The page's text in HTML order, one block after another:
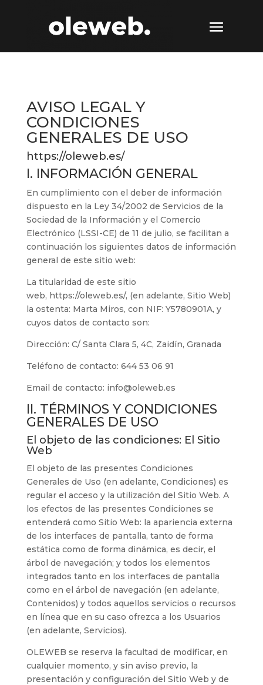
AVISO LEGAL Y
CONDICIONES
GENERALES DE USO
https://oleweb.es/
I. INFORMACIÓN GENERAL
En cumplimiento con el deber de información
dispuesto en la Ley 34/2002 de Servicios de la
Sociedad de la Información y el Comercio
Electrónico (LSSI-CE) de 11 de julio, se facilitan a
continuación los siguientes datos de información
general de este sitio web:
La titularidad de este sitio
web, https://oleweb.es/, (en adelante, Sitio Web)
la ostenta: Marta Miros, con NIF: Y5780901A, y
cuyos datos de contacto son:
Dirección: C/ Santa Clara 5, 4C, Zaidín, Granada
Teléfono de contacto: 644 53 06 91
Email de contacto: info@oleweb.es
II. TÉRMINOS Y CONDICIONES
GENERALES DE USO
El objeto de las condiciones: El Sitio
Web
El objeto de las presentes Condiciones
Generales de Uso (en adelante, Condiciones) es
regular el acceso y la utilización del Sitio Web. A
los efectos de las presentes Condiciones se
entenderá como Sitio Web: la apariencia externa
de los interfaces de pantalla, tanto de forma
estática como de forma dinámica, es decir, el
árbol de navegación; y todos los elementos
integrados tanto en los interfaces de pantalla
como en el árbol de navegación (en adelante,
Contenidos) y todos aquellos servicios o recursos
en línea que en su caso ofrezca a los Usuarios
(en adelante, Servicios).
OLEWEB se reserva la facultad de modificar, en
cualquier momento, y sin aviso previo, la
presentación y configuración del Sitio Web y de